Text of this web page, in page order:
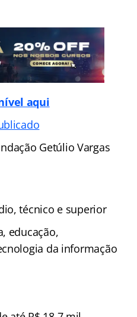
aqui
Getúlio Vargas
técnico e superior
educação,
da informação